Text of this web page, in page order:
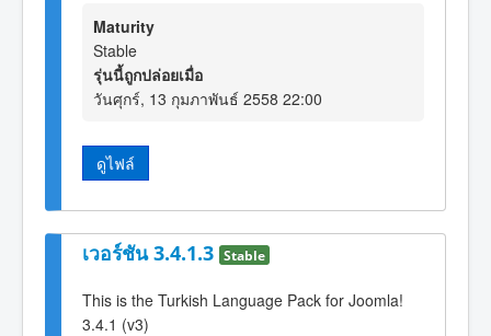
Maturity
Stable
รุ่นนี้ถูกปล่อยเมื่อ
วันศุกร์, 13 กุมภาพันธ์ 2558 22:00
ดูไฟล์
เวอร์ชัน 3.4.1.3 Stable
This is the Turkish Language Pack for Joomla!
3.4.1 (v3)